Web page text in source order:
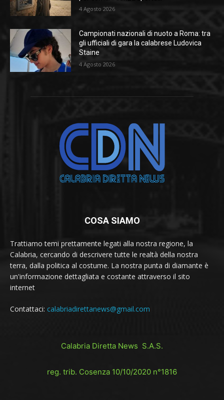
4 Agosto 2026
Campionati nazionali di nuoto a Roma: tra
gli ufficiali di gara la calabrese Ludovica
Staine
4 Agosto 2026
COSA SIAMO
Trattiamo temi prettamente legati alla nostra regione, la
Calabria, cercando di descrivere tutte le realtà della nostra
terra, dalla politica al costume. La nostra punta di diamante è
un'informazione dettagliata e costante attraverso il sito
internet
Contattaci: calabriadirettanews@gmail.com
Calabria Diretta News S.A.S.
reg. trib. Cosenza 10/10/2020 n°1816